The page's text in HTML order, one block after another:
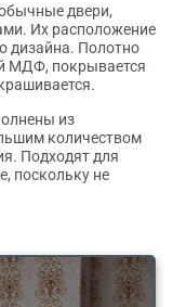
двери,
Их расположение
дизайна. Полотно
МДФ, покрывается
из
количеством
Подходят для
поскольку не